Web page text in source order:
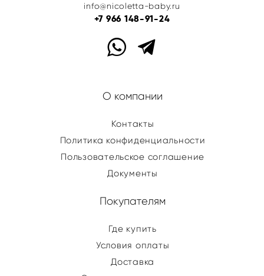
info@nicoletta-baby.ru
+7 966 148-91-24
О компании
Контакты
Политика конфиденциальности
Пользовательское соглашение
Документы
Покупателям
Где купить
Условия оплаты
Доставка